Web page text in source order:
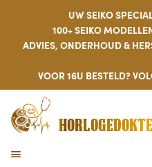
UW SEIKO
100+ SEIKO
ADVIES, ONDERHOUD &
VOOR 16U BESTELD?